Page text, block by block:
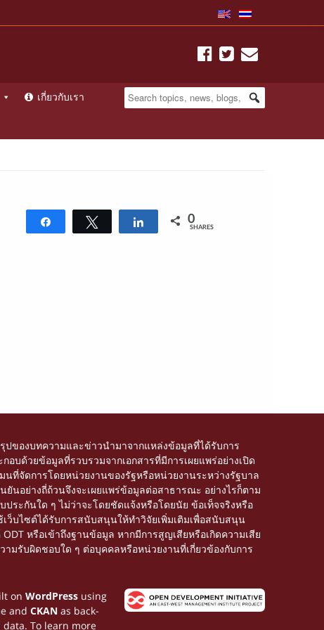
เกี่ยวกับเรา
Share 0
SHARES
ของบทความและข่าวนำมาจากแหล่งข้อมูลที่ได้รับการ
บด้วยข้อมูลที่รวบรวมจากเอกสารที่มีการเผยแพร่อย่างเปิด
นที่จัดการโดยหน่วยงานของรัฐหรือหน่วยงานระหว่างรัฐบาล
นอย่างถี่ถ้วนจึงจะเผยแพร่ข้อมูลต่อสาธารณะ อย่างไรก็ตาม
ระกันใด ๆ ไม่ว่าจะโดยชัดแจ้งหรือโดยนัย ข้อเท็จจริงหรือ
ว็บไซต์ได้รับการสนับสนุนให้ทำวิจัยเพิ่มเติมเพื่อสนับสนุน
หรือเข้าถึงฐานข้อมูล หากมีการสูญเสียหรือเกิดความเสีย
มรับผิดชอบใด ๆ ต่อบุคคลหรือหน่วยงานที่เกี่ยวข้องกับการ
on WordPressusing
and CKANas back-
To learn more